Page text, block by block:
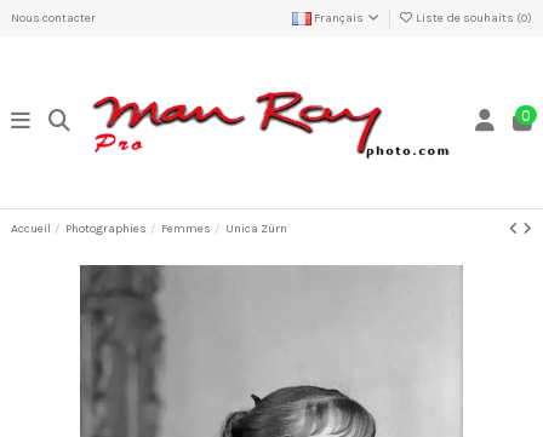
Nous contacter Français Liste de souhaits (0)
0
Accueil Photographies Femmes Unica Zürn